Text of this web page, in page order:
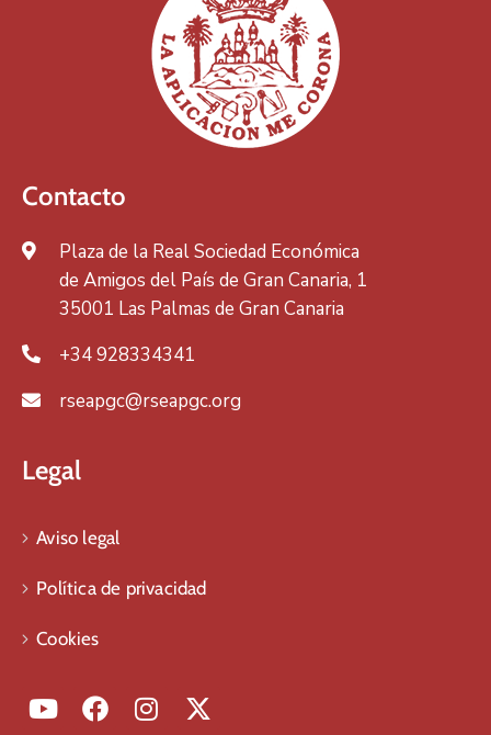
Contacto
Plaza de la Real Sociedad Económica
de Amigos del País de Gran Canaria, 1
35001 Las Palmas de Gran Canaria
+34 928334341
rseapgc@rseapgc.org
Legal
Aviso legal
Política de privacidad
Cookies